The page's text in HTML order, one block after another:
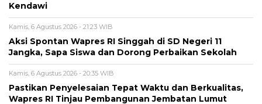
Kendawi
Kamis, 6 Agustus 2026 - 21:23 WIB
Aksi Spontan Wapres RI Singgah di SD Negeri 11
Jangka, Sapa Siswa dan Dorong Perbaikan Sekolah
Kamis, 6 Agustus 2026 - 20:35 WIB
Pastikan Penyelesaian Tepat Waktu dan Berkualitas,
Wapres RI Tinjau Pembangunan Jembatan Lumut